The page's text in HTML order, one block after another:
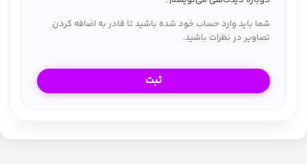
شما باید وارد حساب خود شده باشید تا قادر به اضافه کردن
تصاویر در نظرات باشید.